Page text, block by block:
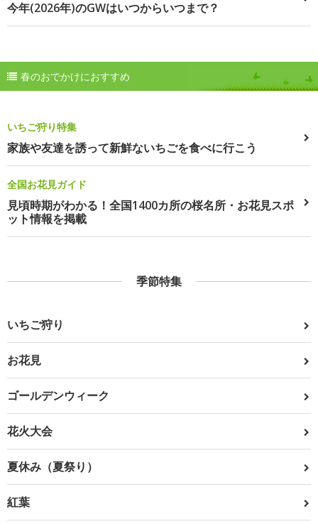
今年(2026年)のGWはいつからいつまで？
春のおでかけにおすすめ
いちご狩り特集
家族や友達を誘って新鮮ないちごを食べに行こう
全国お花見ガイド
見頃時期がわかる！全国1400カ所の桜名所・お花見スポ
ット情報を掲載
季節特集
いちご狩り
お花見
ゴールデンウィーク
花火大会
夏休み（夏祭り）
紅葉